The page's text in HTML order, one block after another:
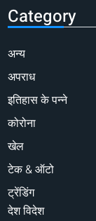
Category
अन्य
अपराध
इतिहास के पन्ने
कोरोना
खेल
टेक & ऑटो
ट्रेंडिंग
देश विदेश